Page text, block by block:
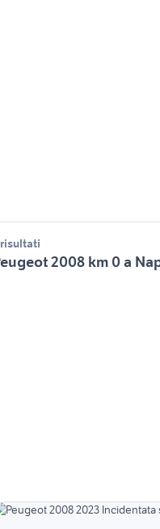
2008 km 0 a